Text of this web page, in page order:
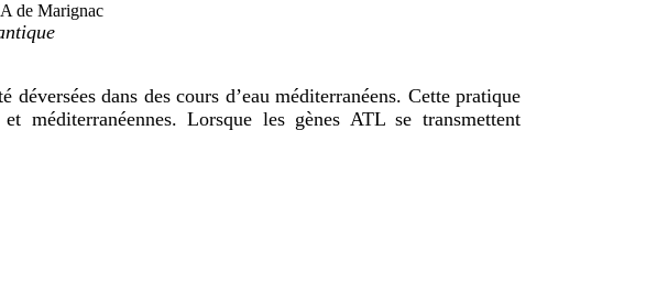
de Marignac
dans des cours d’eau méditerranéens. Cette pratique
méditerranéennes. Lorsque les gènes ATL se transmettent